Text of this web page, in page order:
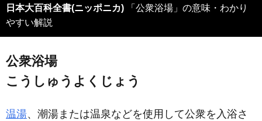
日本大百科全書(ニッポニカ) 「公衆浴場」の意味・わかり
やすい解説
公衆浴場
こうしゅうよくじょう
温湯、潮湯または温泉などを使用して公衆を入浴さ